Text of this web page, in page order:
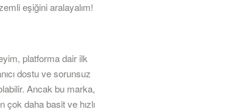
eşiğini aralayalım!
platforma dair ilk
dostu ve sorunsuz
Ancak bu marka,
daha basit ve hızlı